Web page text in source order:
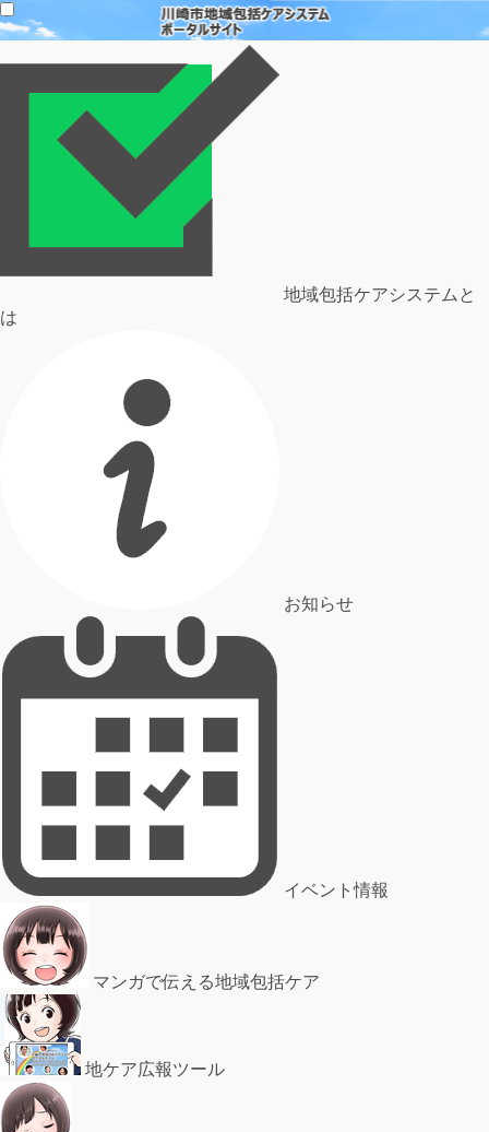
地域包括ケアシステムと
は
お知らせ
イベント情報
マンガで伝える地域包括ケア
地ケア広報ツール